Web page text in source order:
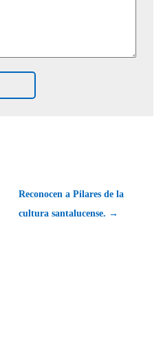
Reconocen a Pilares de la
cultura santalucense. →